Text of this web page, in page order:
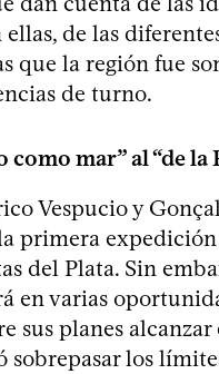
ellas, de las
que la región fue
de turno.
como mar” al “de la
Vespucio y
primera
del Plata. Sin
en varias
sus planes alcanzar
sobrepasar los